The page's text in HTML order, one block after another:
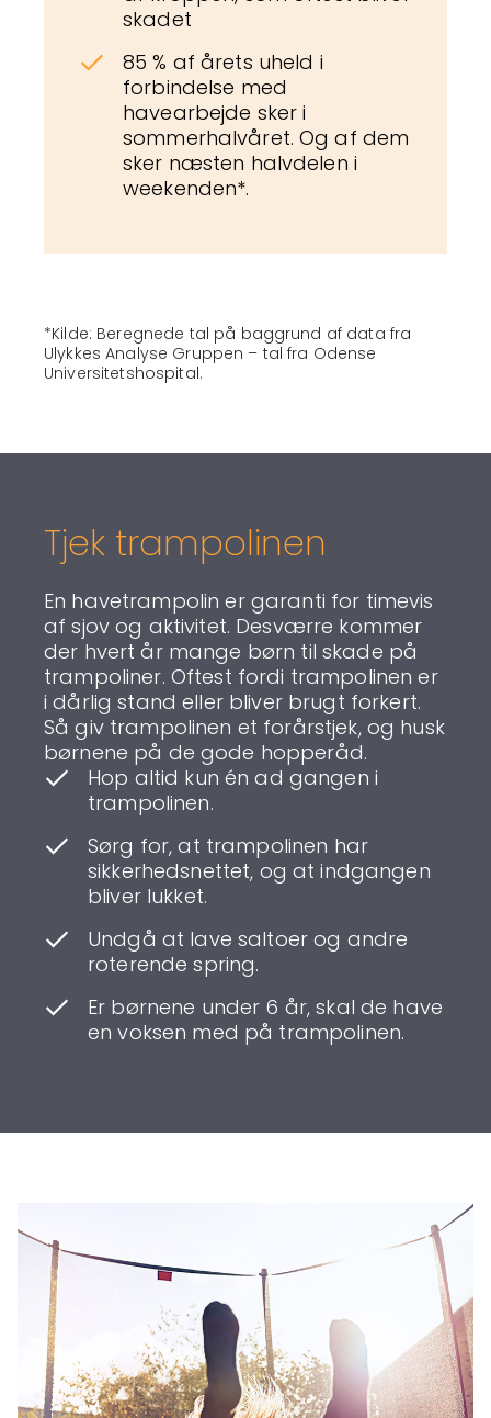
skadet
85 % af årets uheld i
forbindelse med
havearbejde sker i
sommerhalvåret. Og af dem
sker næsten halvdelen i
weekenden*.
*Kilde: Beregnede tal på baggrund af data fra
Ulykkes Analyse Gruppen – tal fra Odense
Universitetshospital.
Tjek trampolinen
En havetrampolin er garanti for timevis
af sjov og aktivitet. Desværre kommer
der hvert år mange børn til skade på
trampoliner. Oftest fordi trampolinen er
i dårlig stand eller bliver brugt forkert.
Så giv trampolinen et forårstjek, og husk
børnene på de gode hopperåd.
Hop altid kun én ad gangen i
trampolinen.
Sørg for, at trampolinen har
sikkerhedsnettet, og at indgangen
bliver lukket.
Undgå at lave saltoer og andre
roterende spring.
Er børnene under 6 år, skal de have
en voksen med på trampolinen.